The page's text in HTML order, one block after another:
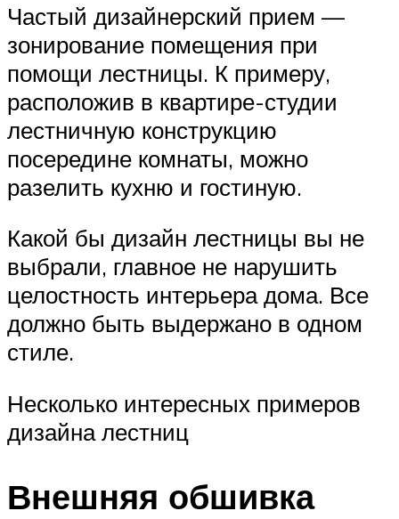
Частый дизайнерский прием —
зонирование помещения при
помощи лестницы. К примеру,
расположив в квартире-студии
лестничную конструкцию
посередине комнаты, можно
разелить кухню и гостиную.
Какой бы дизайн лестницы вы не
выбрали, главное не нарушить
целостность интерьера дома. Все
должно быть выдержано в одном
стиле.
Несколько интересных примеров
дизайна лестниц
Внешняя обшивка